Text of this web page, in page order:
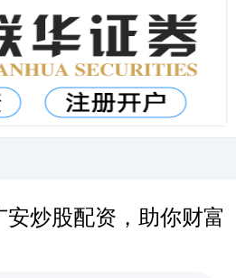
炒股配资，助你财富